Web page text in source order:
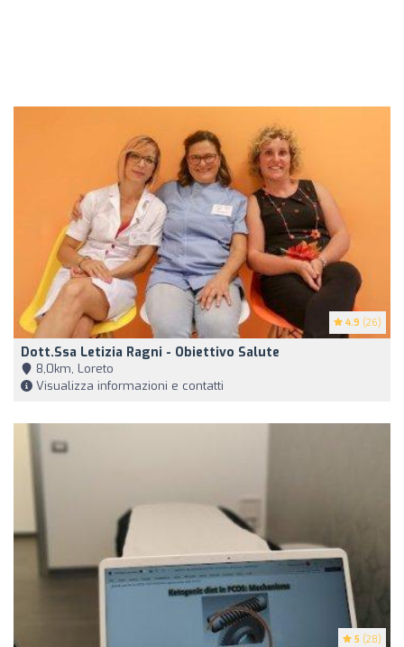
4.9 (26)
Dott.ssa Letizia Ragni - Obiettivo Salute
8,0km, Loreto
Visualizza informazioni e contatti
5 (28)